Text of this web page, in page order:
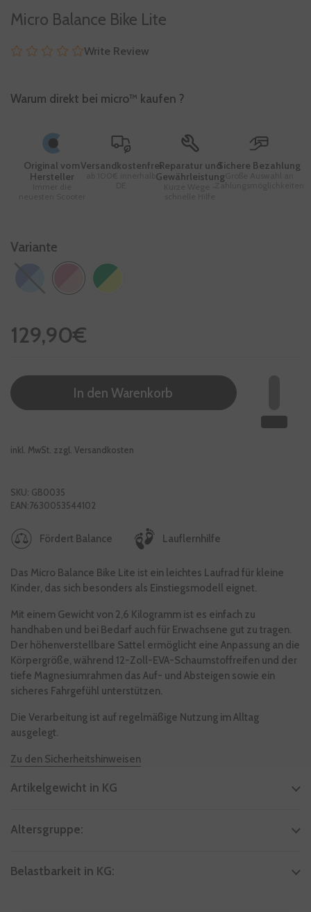
Micro Balance Bike Lite
Write Review
Warum direkt bei micro™ kaufen ?
Original vom
Hersteller
VersandkostenfreiReparatur und
Gewährleistung
Sichere Bezahlung
Zahlungsmöglichkeiten
Variante
Regulärer Preis
129,90€
In den Warenkorb
inkl. MwSt. zzgl. Versandkosten
SKU: GB0035
EAN:7630053544102
Fördert Balance Lauflernhilfe
Das Micro Balance Bike Lite ist ein leichtes Laufrad für kleine
Kinder, das sich besonders als Einstiegsmodell eignet.
Mit einem Gewicht von 2,6 Kilogramm ist es einfach zu
handhaben und bei Bedarf auch für Erwachsene gut zu tragen.
Der höhenverstellbare Sattel ermöglicht eine Anpassung an die
Körpergröße, während 12-Zoll-EVA-Schaumstoffreifen und der
tiefe Magnesiumrahmen das Auf- und Absteigen sowie ein
sicheres Fahrgefühl unterstützen.
Die Verarbeitung ist auf regelmäßige Nutzung im Alltag
ausgelegt.
Zu den Sicherheitshinweisen
Artikelgewicht in KG
Altersgruppe:
Belastbarkeit in KG: